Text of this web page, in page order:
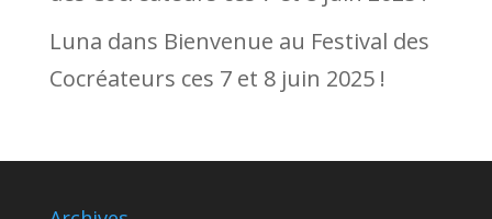
Luna dans Bienvenue au Festival des
Cocréateurs ces 7 et 8 juin 2025 !